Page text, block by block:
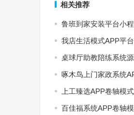
相关推荐
鲁班到家安装平台小
我店生活模式APP平
桌球厅助教陪练系统
啄木鸟上门家政系统
上工臻选APP卷轴模
百佳福系统APP卷轴